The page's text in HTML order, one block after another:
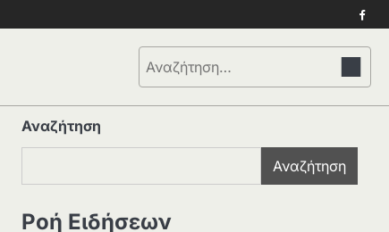
Αναζήτηση
για:
Αναζήτηση
Αναζήτηση
Ροή Ειδήσεων